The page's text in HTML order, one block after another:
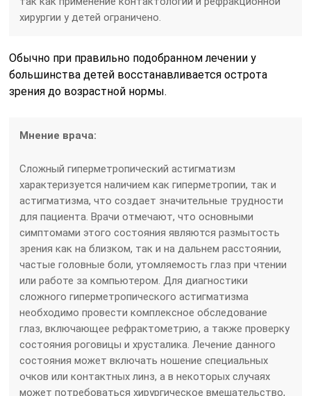
хирургии у детей ограничено.
Обычно при правильно подобранном лечении у
большинства детей восстанавливается острота
зрения до возрастной нормы.
Мнение врача:
Сложный гиперметропический астигматизм
характеризуется наличием как гиперметропии, так и
астигматизма, что создает значительные трудности
для пациента. Врачи отмечают, что основными
симптомами этого состояния являются размытость
зрения как на близком, так и на дальнем расстоянии,
частые головные боли, утомляемость глаз при чтении
или работе за компьютером. Для диагностики
сложного гиперметропического астигматизма
необходимо провести комплексное обследование
глаз, включающее рефрактометрию, а также проверку
состояния роговицы и хрусталика. Лечение данного
состояния может включать ношение специальных
очков или контактных линз, а в некоторых случаях
может потребоваться хирургическое вмешательство,